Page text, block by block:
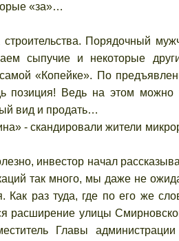
«за»…
Порядочный
сыпучие и некоторые
«Копейке». По
позиция! Ведь на этом можно
вид и продать…
- скандировали жители
инвестор начал
так много, мы даже не
раз туда, где по его же
расширение улицы
Главы